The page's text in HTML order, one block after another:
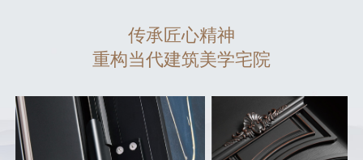
传承匠心精神
重构当代建筑美学宅院